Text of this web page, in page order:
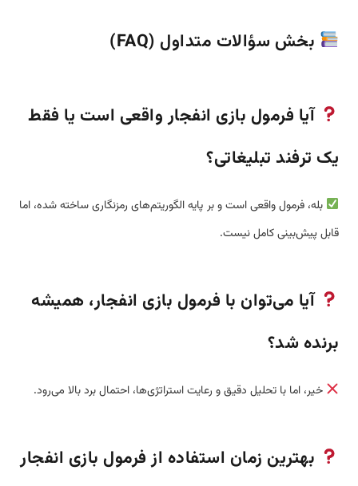
بخش سؤالات متداول (FAQ)
آیا فرمول بازی انفجار واقعی است یا فقط
یک ترفند تبلیغاتی؟
بله، فرمول واقعی است و بر پایه الگوریتم‌های رمزنگاری ساخته شده، اما
قابل پیش‌بینی کامل نیست.
آیا می‌توان با فرمول بازی انفجار، همیشه
برنده شد؟
خیر، اما با تحلیل دقیق و رعایت استراتژی‌ها، احتمال برد بالا می‌رود.
بهترین زمان استفاده از فرمول بازی انفجار